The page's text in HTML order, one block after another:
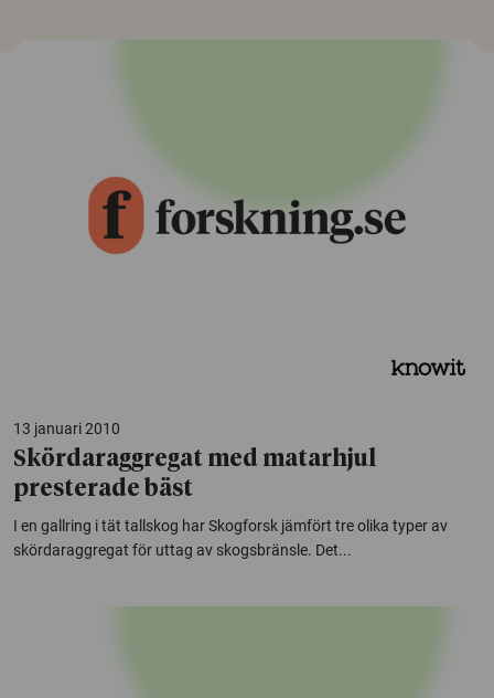
13 januari 2010
Skördaraggregat med matarhjul
presterade bäst
I en gallring i tät tallskog har Skogforsk jämfört tre olika typer av
skördaraggregat för uttag av skogsbränsle. Det...